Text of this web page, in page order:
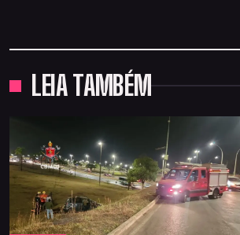
LEIA TAMBÉM